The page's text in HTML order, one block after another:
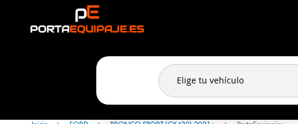
Panel de gestión de cookies